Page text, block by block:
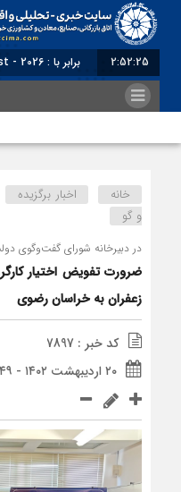
2:52:26 برابر با : Saturday - 8 August - 2026
خانه اخبار برگزیده
و گو
در دبیرخانه شورای
زعفران به خراسان رضوی
کد خبر : 7897
۲۰ اردیبهشت ۱۴۰۲ - ۱۱:۴۹